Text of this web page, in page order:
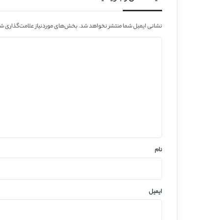
نشانی ایمیل شما منتشر نخواهد شد.بخش‌های موردنیاز علامت‌گذاری
نام
ایمیل